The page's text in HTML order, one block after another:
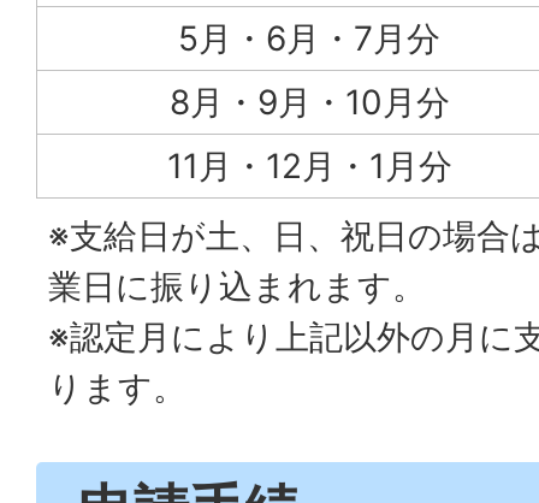
5月・6月・7月分
8月・9月・10月分
11月・12月・1月分
※支給日が土、日、祝日の場合
業日に振り込まれます。
※認定月により上記以外の月に
ります。